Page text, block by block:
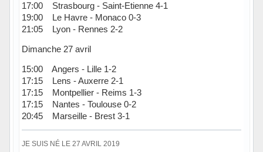
17:00 Strasbourg - Saint-Etienne 4-1
19:00 Le Havre - Monaco 0-3
21:05 Lyon - Rennes 2-2
Dimanche 27 avril
15:00 Angers - Lille 1-2
17:15 Lens - Auxerre 2-1
17:15 Montpellier - Reims 1-3
17:15 Nantes - Toulouse 0-2
20:45 Marseille - Brest 3-1
JE SUIS NÉ LE 27 AVRIL 2019